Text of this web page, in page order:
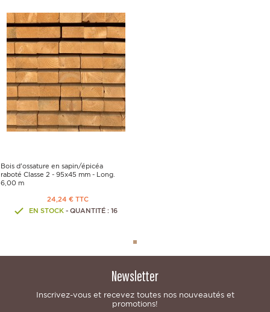
Bois d'ossature en sapin/épicéa
raboté Classe 2 - 95x45 mm - Long.
6,00 m
24,24 € TTC
EN STOCK - QUANTITÉ : 16
Newsletter
Inscrivez-vous et recevez toutes nos nouveautés et
promotions!